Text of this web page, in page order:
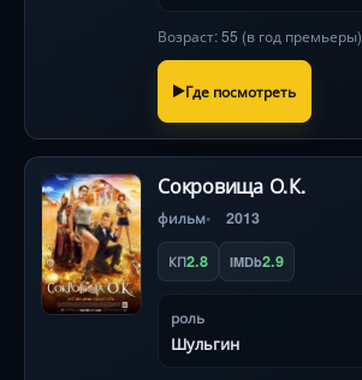
Возраст: 55 (в год премьеры)
Где посмотреть
Сокровища О.К.
фильм 2013
КП2.8 IMDb2.9
роль
Шульгин